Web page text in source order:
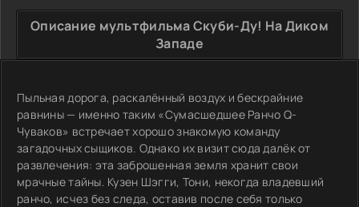
Описание мультфильма Скуби-Ду! На Диком
Западе
Пыльная дорога, раскалённый воздух и бескрайние
равнины — именно таким «Сумасшедшее Ранчо Q-
Чуваков» встречает хорошо знакомую команду
загадочных сыщиков. Однако их визит сюда далёк от
развлечения: эта заброшенная земля хранит свои
мрачные тайны. Кузен Шэгги, Тони, некогда владевший
ранчо, исчез без следа, оставив после себя только